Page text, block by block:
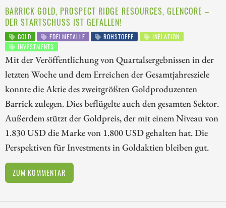
BARRICK GOLD, PROSPECT RIDGE RESOURCES, GLENCORE –
DER STARTSCHUSS IST GEFALLEN!
GOLD EDELMETALLE ROHSTOFFE
INFLATION
INVESTMENTS
Mit der Veröffentlichung von Quartalsergebnissen in der
letzten Woche und dem Erreichen der Gesamtjahresziele
konnte die Aktie des zweitgrößten Goldproduzenten
Barrick zulegen. Dies beflügelte auch den gesamten Sektor.
Außerdem stützt der Goldpreis, der mit einem Niveau von
1.830 USD die Marke von 1.800 USD gehalten hat. Die
Perspektiven für Investments in Goldaktien bleiben gut.
ZUM KOMMENTAR